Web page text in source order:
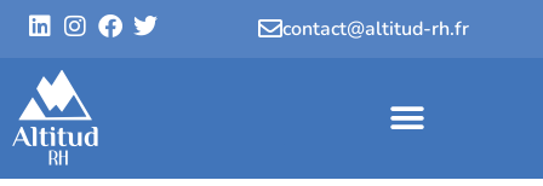
contact@altitud-rh.fr